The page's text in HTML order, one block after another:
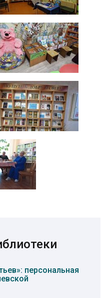
персональная